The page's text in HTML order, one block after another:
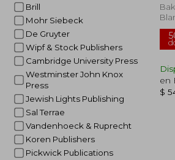
Brill
Mohr Siebeck
De Gruyter
Wipf & Stock Publishers
Cambridge University Press
Westminster John Knox
Press
Jewish Lights Publishing
Sal Terrae
Vandenhoeck & Ruprecht
Koren Publishers
Pickwick Publications
en
$